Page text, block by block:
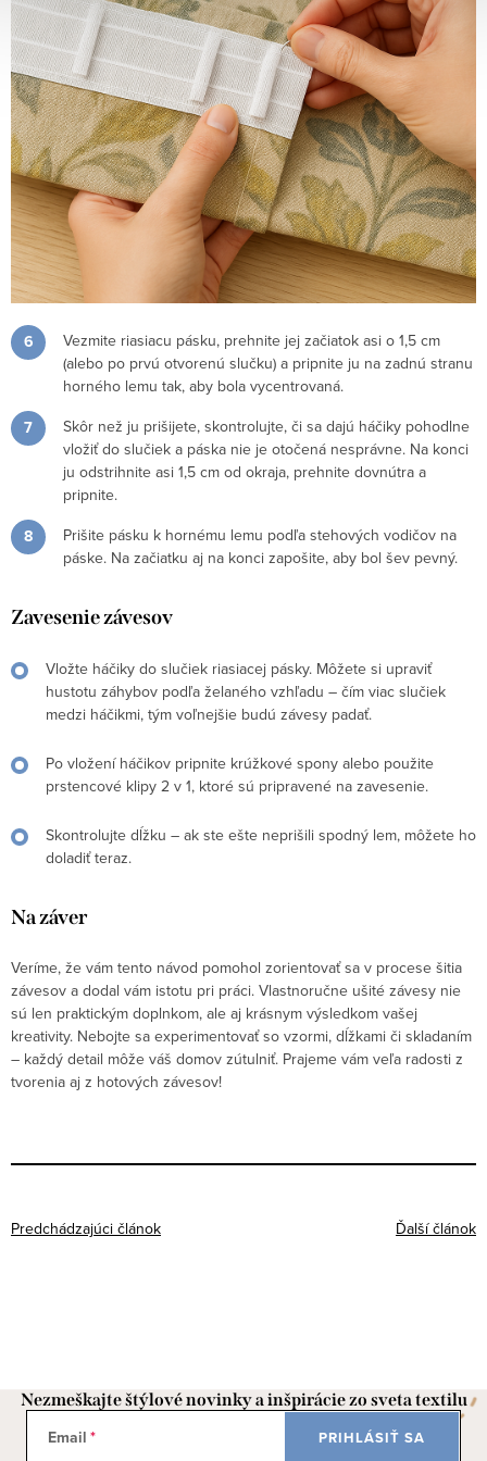
Vezmite riasiacu pásku, prehnite jej začiatok asi o 1,5 cm
(alebo po prvú otvorenú slučku) a pripnite ju na zadnú stranu
horného lemu tak, aby bola vycentrovaná.
Skôr než ju prišijete, skontrolujte, či sa dajú háčiky pohodlne
vložiť do slučiek a páska nie je otočená nesprávne. Na konci
ju odstrihnite asi 1,5 cm od okraja, prehnite dovnútra a
pripnite.
Prišite pásku k hornému lemu podľa stehových vodičov na
páske. Na začiatku aj na konci zapošite, aby bol šev pevný.
Zavesenie závesov
Vložte háčiky do slučiek riasiacej pásky. Môžete si upraviť
hustotu záhybov podľa želaného vzhľadu – čím viac slučiek
medzi háčikmi, tým voľnejšie budú závesy padať.
Po vložení háčikov pripnite krúžkové spony alebo použite
prstencové klipy 2 v 1, ktoré sú pripravené na zavesenie.
Skontrolujte dĺžku – ak ste ešte neprišili spodný lem, môžete ho
doladiť teraz.
Na záver
Veríme, že vám tento návod pomohol zorientovať sa v procese šitia
závesov a dodal vám istotu pri práci. Vlastnoručne ušité závesy nie
sú len praktickým doplnkom, ale aj krásnym výsledkom vašej
kreativity. Nebojte sa experimentovať so vzormi, dĺžkami či skladaním
– každý detail môže váš domov zútulniť. Prajeme vám veľa radosti z
tvorenia aj z hotových závesov!
Predchádzajúci článok Ďalší článok
Nezmeškajte štýlové novinky a inšpirácie zo sveta textilu
Email PRIHLÁSIŤ SA